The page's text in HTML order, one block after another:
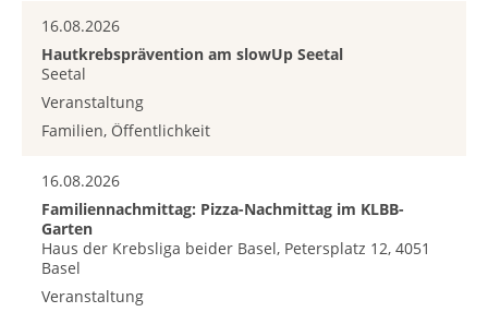
16.08.2026
Hautkrebsprävention am slowUp Seetal
Seetal
Veranstaltung
Familien, Öffentlichkeit
16.08.2026
Familiennachmittag: Pizza-Nachmittag im KLBB-
Garten
Haus der Krebsliga beider Basel, Petersplatz 12, 4051
Basel
Veranstaltung